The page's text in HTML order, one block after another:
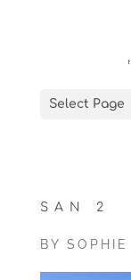
Select Page
SAN 2
BY